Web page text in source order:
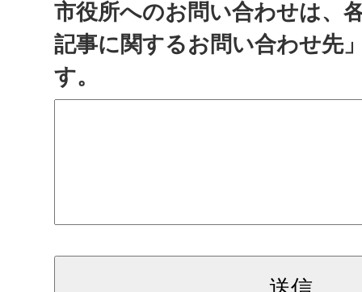
市役所へのお問い合わせは、
記事に関するお問い合わせ先
す。